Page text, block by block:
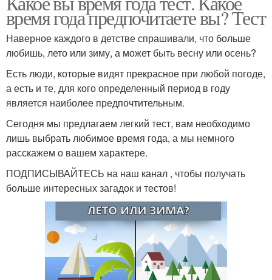
время года предпочитаете вы? Тест
Наверное каждого в детстве спрашивали, что больше
любишь, лето или зиму, а может быть весну или осень?
Есть люди, которые видят прекрасное при любой погоде,
а есть и те, для кого определенный период в году
является наиболее предпочтительным.
Сегодня мы предлагаем легкий тест, вам необходимо
лишь выбрать любимое время года, а мы немного
расскажем о вашем характере.
ПОДПИСЫВАЙТЕСЬ на наш канал , чтобы получать
больше интересных загадок и тестов!